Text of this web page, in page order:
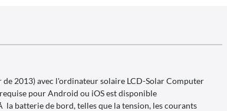
2013) avec l'ordinateur solaire LCD-Solar Computer
pour Android ou iOS est disponible
la batterie de bord, telles que la tension, les courants